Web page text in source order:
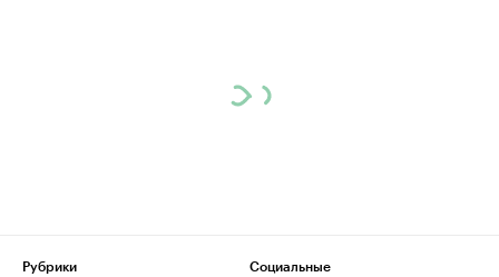
Рубрики
Социальные